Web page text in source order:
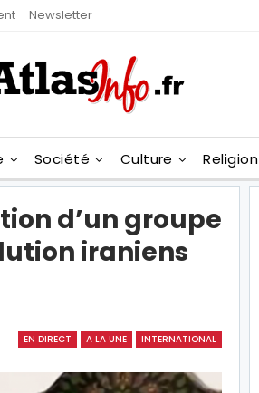
Newsletter
Société Culture Religion
d’un groupe
iraniens
EN DIRECT A LA UNE INTERNATIONAL